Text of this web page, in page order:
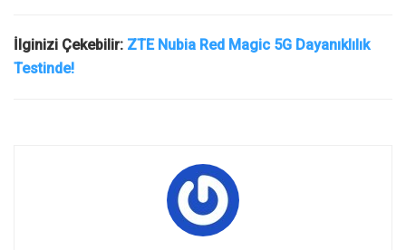
İlginizi Çekebilir: ZTE Nubia Red Magic 5G Dayanıklılık
Testinde!